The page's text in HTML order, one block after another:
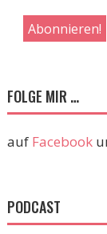
FOLGE MIR …
auf Facebook
PODCAST